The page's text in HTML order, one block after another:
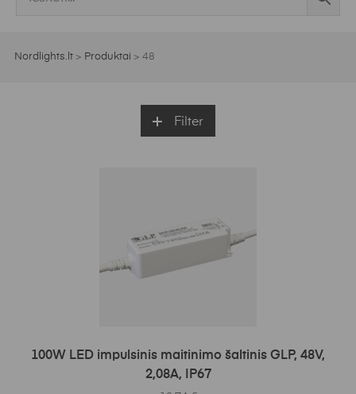
Nordlights.lt > Produktai > 48
Filter
Į KREPŠELĮ
100W LED impulsinis maitinimo šaltinis GLP, 48V,
2,08A, IP67